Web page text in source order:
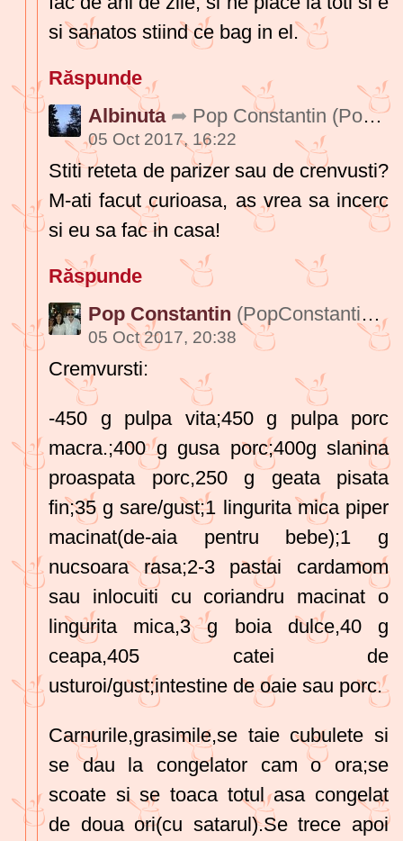
si sanatos stiind ce bag in el.
Răspunde
Albinuta
Pop Constantin (PopConstantin378)
05 Oct 2017, 16:22
Stiti reteta de parizer sau de crenvusti?
M-ati facut curioasa, as vrea sa incerc
si eu sa fac in casa!
Răspunde
Pop Constantin (PopConstantin378)
05 Oct 2017, 20:38
Cremvursti:
-450 g pulpa vita;450 g pulpa porc
macra.;400 g gusa porc;400g slanina
proaspata porc,250 g geata pisata
fin;35 g sare/gust;1 lingurita mica piper
macinat(de-aia pentru bebe);1 g
nucsoara rasa;2-3 pastai cardamom
sau inlocuiti cu coriandru macinat o
lingurita mica,3 g boia dulce,40 g
ceapa,405 catei de
usturoi/gust;intestine de oaie sau porc.
Carnurile,grasimile,se taie cubulete si
se dau la congelator cam o ora;se
scoate si se toaca totul asa congelat
de doua ori(cu satarul).Se trece apoi